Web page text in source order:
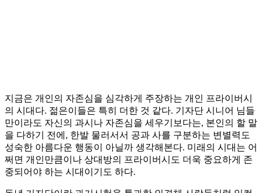
지금은 개인의 자존심을 심각하게 주장하는 개인 프라이버시
의 시대다. 젊은이들은 특히 더한 것 같다. 기자단 시니어 님들
만이라도 자신의 과시나 자존심을 세우기보다는, 본인의 할 말
을 다하기 전에, 한발 물러서서 공과 사를 구분하는 변별력도
성숙한 아름다운 행동이 아닐까 생각해본다. 미래의 시대는 어
쩌면 개인만큼이나 상대방의 프라이버시도 더욱 중요하게 존
중되어야 하는 시대이기도 하다.